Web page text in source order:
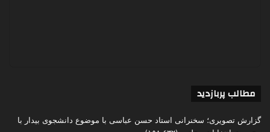
مطالب پربازدید
گزارش تصویری؛ سخنرانی استاد حسن عباسی با موضوع دانشجوی بیدار با